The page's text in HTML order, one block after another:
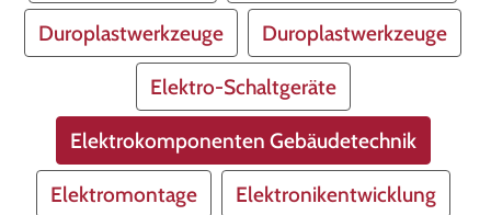
Duroplastwerkzeuge Duroplastwerkzeuge
Elektro-Schaltgeräte
Elektrokomponenten Gebäudetechnik
Elektromontage Elektronikentwicklung